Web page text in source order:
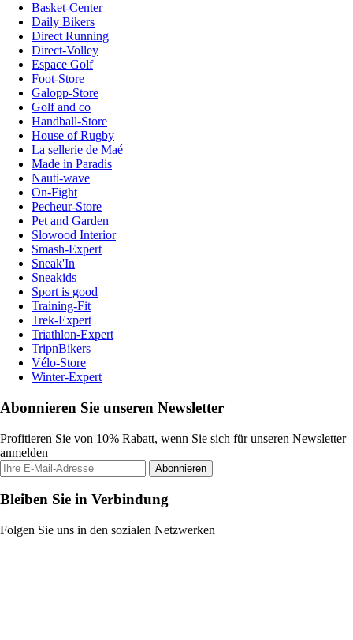
Basket-Center
Daily Bikers
Direct Running
Direct-Volley
Espace Golf
Foot-Store
Galopp-Store
Golf and co
Handball-Store
House of Rugby
La sellerie de Maé
Made in Paradis
Nauti-wave
On-Fight
Pecheur-Store
Pet and Garden
Slowood Interior
Smash-Expert
Sneak'In
Sneakids
Sport is good
Training-Fit
Trek-Expert
Triathlon-Expert
TripnBikers
Vélo-Store
Winter-Expert
Abonnieren Sie unseren Newsletter
Profitieren Sie von 10% Rabatt, wenn Sie sich für unseren Newsletter
anmelden
Abonnieren
Bleiben Sie in Verbindung
Folgen Sie uns in den sozialen Netzwerken